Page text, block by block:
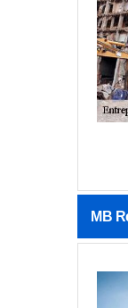
MB